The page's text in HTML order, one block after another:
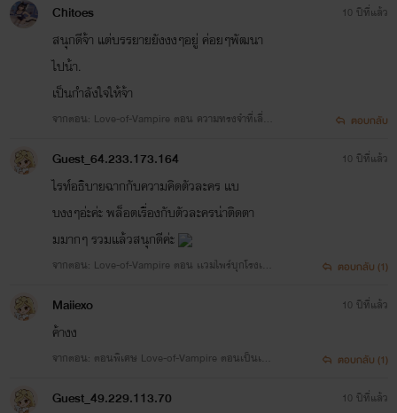
ไรท์ โสดน่ะค่ะ ฮ่าๆๆ (ไรท์พานอกเรื่อ
งอีกเเล้ว//รีด)
- ไรท์บอกเฉยๆน่ะ ฮ่าๆๆ ไรท์เหมือน
คนไม่เต็มอ่ะ เพราะรอคนมาเติมเต็ม
หัวใจให้(ฮิ้วว มุกกาก
ท์)
Chitoes
สนุกดีจ้า แต่บรรยายยังงงๆอยู่ ค่อยๆพัฒนา
ไปน้า.
เป็นกำลังใจให้จ้า
จากตอน: Love-of-Vampire ตอน ความทรงจำที่เลื่อ
10 ปีที่แล้ว
ตอบกลับ
Guest_64.233.173.164
ไรท์อธิบายฉากกับความคิดตัวละคร แบ
บงงๆอ่ะค่ะ พล็อตเรื่องกับตัวละครน่าติดตา
มมากๆ รวมแล้วสนุกดีค่ะ
จากตอน: Love-of-Vampire ตอน เเวมไพร์บุกโรงเรี
10 ปีที่แล้ว
ตอบกลับ (1)
Maiiexo
ค้างง
จากตอน: ตอนพิเศษ Love-of-Vampire ตอนเป็นเเฟ
10 ปีที่แล้ว
ตอบกลับ (1)
Guest_49.229.113.70
10 ปีที่แล้ว